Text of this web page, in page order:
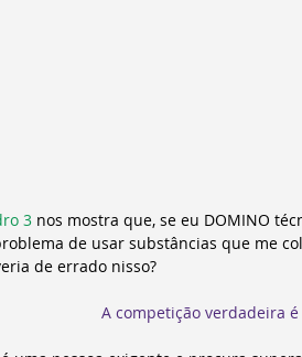
3 nos mostra que, se eu DOMINO
de usar substâncias que me
de errado nisso?
A competição verdadeira